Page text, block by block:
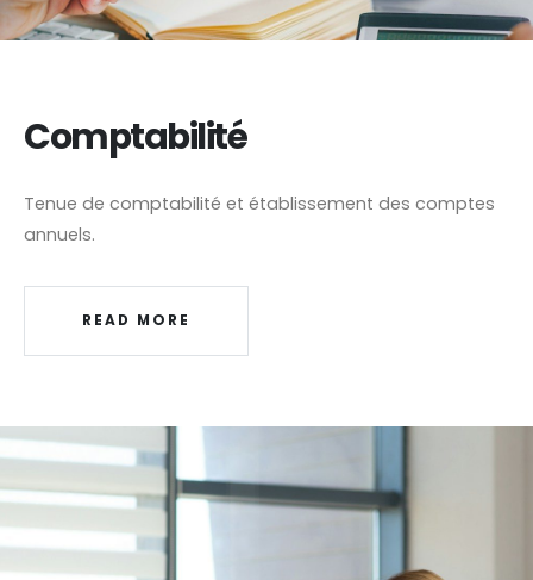
Comptabilité
Tenue de comptabilité et établissement des comptes
annuels.
READ MORE